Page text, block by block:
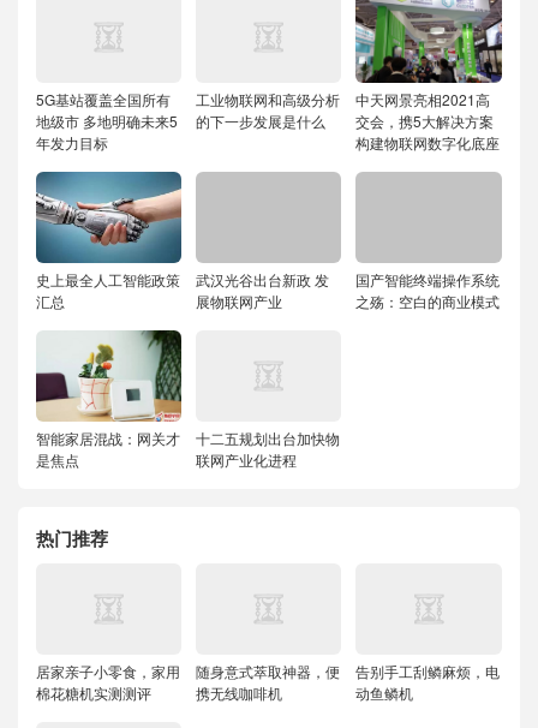
5G基站覆盖全国所有
地级市 多地明确未来5
年发力目标
工业物联网和高级分析
的下一步发展是什么
中天网景亮相2021高
交会，携5大解决方案
构建物联网数字化底座
史上最全人工智能政策
汇总
武汉光谷出台新政 发
展物联网产业
国产智能终端操作系统
之殇：空白的商业模式
智能家居混战：网关才
是焦点
十二五规划出台加快物
联网产业化进程
热门推荐
居家亲子小零食，家用
棉花糖机实测测评
随身意式萃取神器，便
携无线咖啡机
告别手工刮鳞麻烦，电
动鱼鳞机